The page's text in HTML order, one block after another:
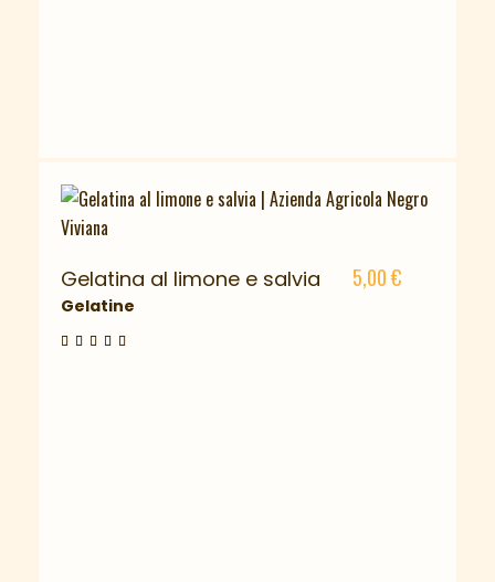
Gelatina al limone e salvia
Gelatine
5,00€